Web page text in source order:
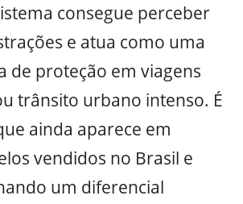
consegue perceber
e atua como uma
de proteção em viagens
trânsito urbano intenso. É
ainda aparece em
vendidos no Brasil e
um diferencial